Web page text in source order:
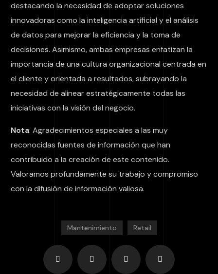
destacando la necesidad de adoptar soluciones
innovadoras como la inteligencia artificial y el análisis
de datos para mejorar la eficiencia y la toma de
decisiones. Asimismo, ambas empresas enfatizan la
importancia de una cultura organizacional centrada en
el cliente y orientada a resultados, subrayando la
necesidad de alinear estratégicamente todas las
iniciativas con la visión del negocio.
Nota: Agradecimientos especiales a las muy
reconocidas fuentes de información que han
contribuido a la creación de este contenido.
Valoramos profundamente su trabajo y compromiso
con la difusión de información valiosa.
Mantenimiento Retail